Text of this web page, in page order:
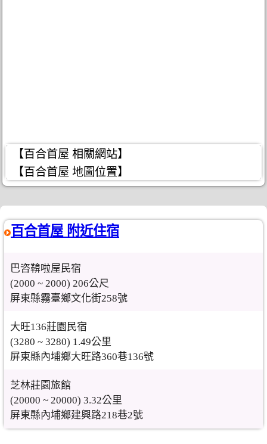
【百合首屋 相關網站】
【百合首屋 地圖位置】
百合首屋 附近住宿
巴咨鞥啦屋民宿
(2000 ~ 2000) 206公尺
屏東縣霧臺鄉文化街258號
大旺136莊園民宿
(3280 ~ 3280) 1.49公里
屏東縣內埔鄉大旺路360巷136號
芝林莊園旅館
(20000 ~ 20000) 3.32公里
屏東縣內埔鄉建興路218巷2號